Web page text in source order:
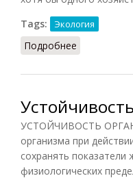
Tags:
Экология
Подробнее
УСТОЙЧИВОСТЬ
организма при
сохранять
физиологических